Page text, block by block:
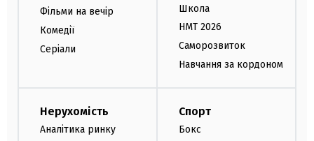
Фільми на вечір
Комедії
Серіали
Школа
НМТ 2026
Саморозвиток
Навчання за кордоном
Нерухомість
Аналітика ринку
Спорт
Бокс